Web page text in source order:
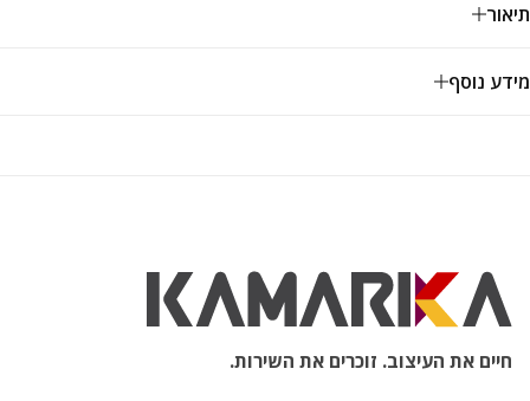
תיאור
מידע נוסף
חיים את העיצוב. זוכרים את השירות.